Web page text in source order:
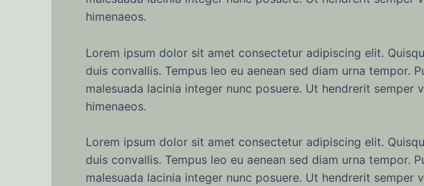
himenaeos.
Lorem ipsum dolor sit amet consectetur adipiscing elit.
duis convallis. Tempus leo eu aenean sed diam urna tempor.
malesuada lacinia integer nunc posuere. Ut hendrerit
himenaeos.
Lorem ipsum dolor sit amet consectetur adipiscing elit.
duis convallis. Tempus leo eu aenean sed diam urna tempor.
malesuada lacinia integer nunc posuere. Ut hendrerit